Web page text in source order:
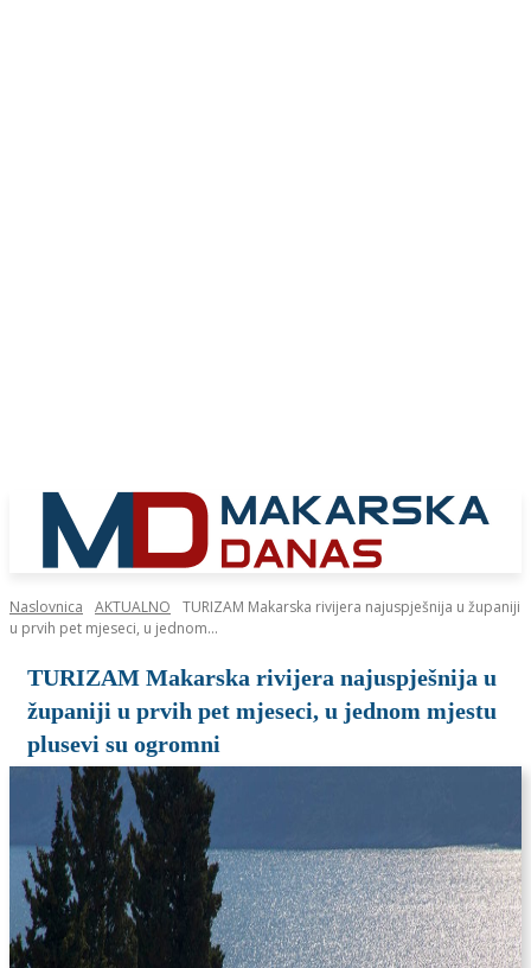
Naslovnica AKTUALNO
TURIZAM Makarska rivijera najuspješnija u županiji
u prvih pet mjeseci, u jednom...
TURIZAM Makarska rivijera najuspješnija u
županiji u prvih pet mjeseci, u jednom mjestu
plusevi su ogromni